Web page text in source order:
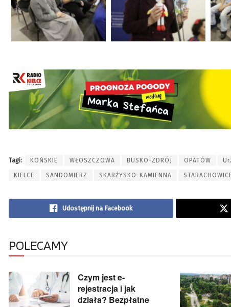
Tagi: KOŃSKIE WŁOSZCZOWA BUSKO-ZDRÓJ OPATÓW
KIELCE SANDOMIERZ SKARŻYSKO-KAMIENNA
Udostępnij na Facebook
POLECAMY
Czym jest e-
rejestracja i jak
działa? Bezpłatne